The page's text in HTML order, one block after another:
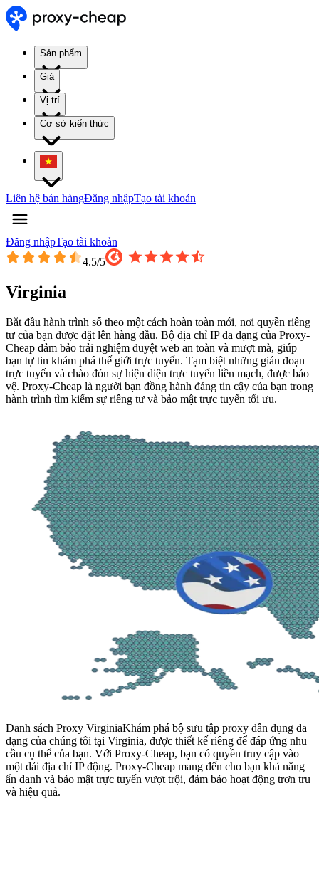
Sản phẩm
Giá
Vị trí
Cơ sở kiến thức
Liên hệ bán hàngĐăng nhậpTạo tài khoản
Đăng nhậpTạo tài khoản
4.5/5
Virginia
Bắt đầu hành trình số theo một cách hoàn toàn mới, nơi quyền riêng
tư của bạn được đặt lên hàng đầu. Bộ địa chỉ IP đa dạng của Proxy-
Cheap đảm bảo trải nghiệm duyệt web an toàn và mượt mà, giúp
bạn tự tin khám phá thế giới trực tuyến. Tạm biệt những gián đoạn
trực tuyến và chào đón sự hiện diện trực tuyến liền mạch, được bảo
vệ. Proxy-Cheap là người bạn đồng hành đáng tin cậy của bạn trong
hành trình tìm kiếm sự riêng tư và bảo mật trực tuyến tối ưu.
Danh sách Proxy VirginiaKhám phá bộ sưu tập proxy dân dụng đa
dạng của chúng tôi tại Virginia, được thiết kế riêng để đáp ứng nhu
cầu cụ thể của bạn. Với Proxy-Cheap, bạn có quyền truy cập vào
một dải địa chỉ IP động. Proxy-Cheap mang đến cho bạn khả năng
ẩn danh và bảo mật trực tuyến vượt trội, đảm bảo hoạt động trơn tru
và hiệu quả.